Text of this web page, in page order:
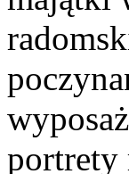
portrety